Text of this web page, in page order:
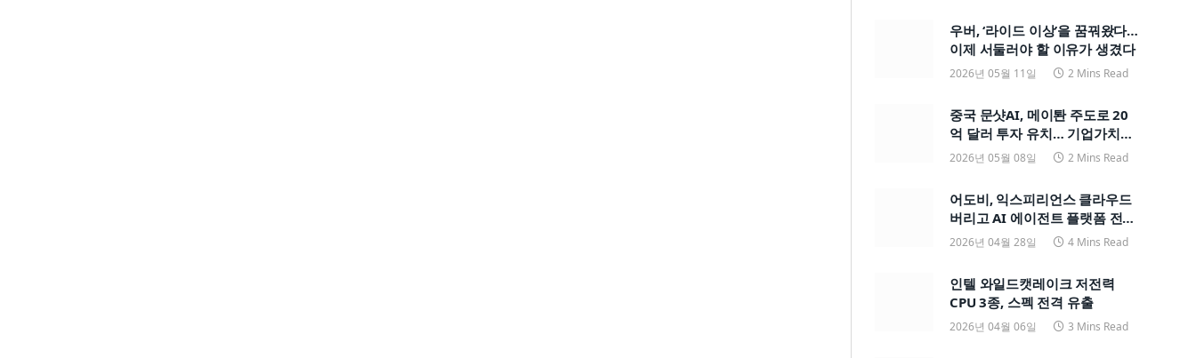
우버, ‘라이드 이상’을 꿈꿔왔다…
이제 서둘러야 할 이유가 생겼다
2026년 05월 11일 2 Mins Read
중국 문샷AI, 메이퇀 주도로 20
억 달러 투자 유치… 기업가치
200억 달러
2026년 05월 08일 2 Mins Read
어도비, 익스피리언스 클라우드
버리고 AI 에이전트 플랫폼 전면
전환
2026년 04월 28일 4 Mins Read
인텔 와일드캣레이크 저전력
CPU 3종, 스펙 전격 유출
2026년 04월 06일 3 Mins Read